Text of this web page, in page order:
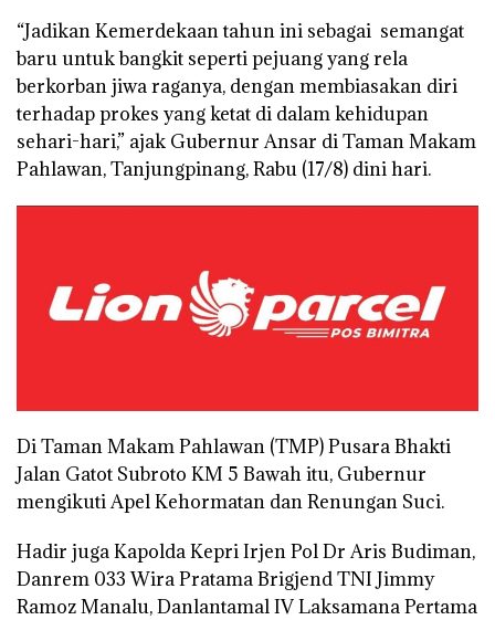
“Jadikan Kemerdekaan tahun ini sebagai semangat
baru untuk bangkit seperti pejuang yang rela
berkorban jiwa raganya, dengan membiasakan diri
terhadap prokes yang ketat di dalam kehidupan
sehari-hari,” ajak Gubernur Ansar di Taman Makam
Pahlawan, Tanjungpinang, Rabu (17/8) dini hari.
Di Taman Makam Pahlawan (TMP) Pusara Bhakti
Jalan Gatot Subroto KM 5 Bawah itu, Gubernur
mengikuti Apel Kehormatan dan Renungan Suci.
Hadir juga Kapolda Kepri Irjen Pol Dr Aris Budiman,
Danrem 033 Wira Pratama Brigjend TNI Jimmy
Ramoz Manalu, Danlantamal IV Laksamana Pertama